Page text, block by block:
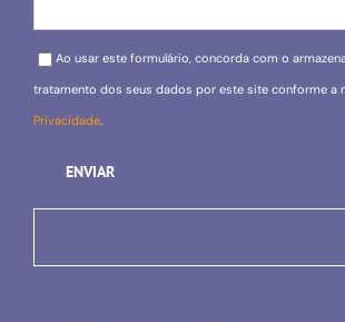
Please leave this field empty.
Ao usar este formulário, concorda com o
tratamento dos seus dados por este site conforme a
Privacidade.